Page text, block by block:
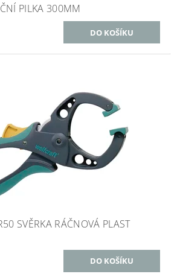
PILKA 300MM
SVĚRKA RÁČNOVÁ PLAST